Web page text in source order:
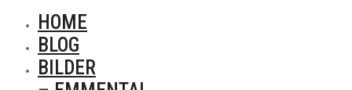
HOME
BLOG
BILDER